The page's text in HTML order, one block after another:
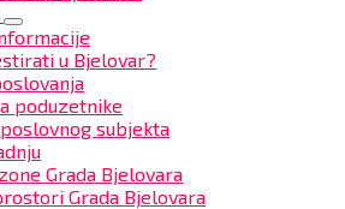
u Bjelovar?
poduzetnike
subjekta
Grada Bjelovara
Grada Bjelovara